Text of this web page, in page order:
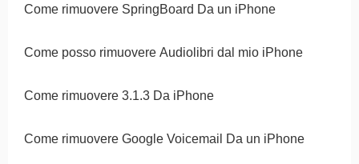
Come rimuovere SpringBoard Da un iPhone
Come posso rimuovere Audiolibri dal mio iPhone
Come rimuovere 3.1.3 Da iPhone
Come rimuovere Google Voicemail Da un iPhone